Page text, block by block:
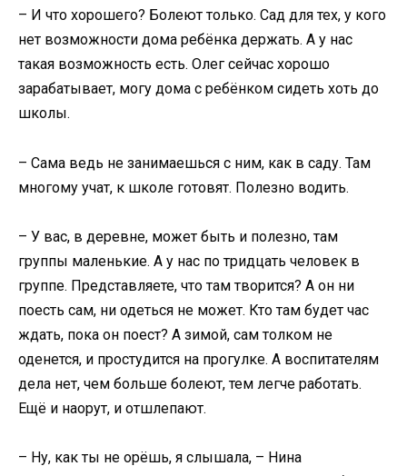
– И что хорошего? Болеют только. Сад для тех, у кого
нет возможности дома ребёнка держать. А у нас
такая возможность есть. Олег сейчас хорошо
зарабатывает, могу дома с ребёнком сидеть хоть до
школы.
– Сама ведь не занимаешься с ним, как в саду. Там
многому учат, к школе готовят. Полезно водить.
– У вас, в деревне, может быть и полезно, там
группы маленькие. А у нас по тридцать человек в
группе. Представляете, что там творится? А он ни
поесть сам, ни одеться не может. Кто там будет час
ждать, пока он поест? А зимой, сам толком не
оденется, и простудится на прогулке. А воспитателям
дела нет, чем больше болеют, тем легче работать.
Ещё и наорут, и отшлепают.
– Ну, как ты не орёшь, я слышала, – Нина